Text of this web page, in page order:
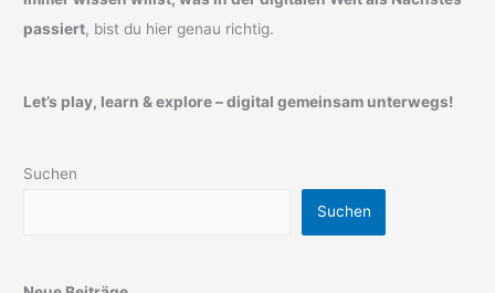
passiert, bist du hier genau richtig.
Let’s play, learn & explore – digital gemeinsam unterwegs!
Suchen
Suchen